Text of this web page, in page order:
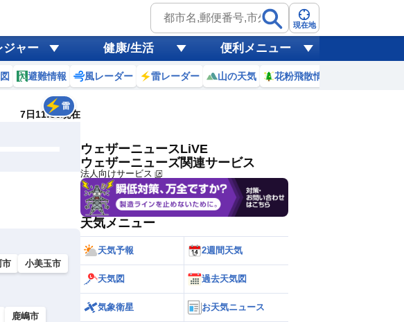
現在地
ジャー 健康/生活 便利メニュー
避難情報 風レーダー 雷レーダー 山の天気 花粉飛散情報
7日11:30現在
雷
風
黄砂
天気 台風
市
小美玉市
鹿嶋市
ウェザーニュースLiVE
ウェザーニューズ関連サービス
法人向けサービス
天気メニュー
天気予報 2週間天気
天気図 過去天気図
気象衛星 お天気ニュース